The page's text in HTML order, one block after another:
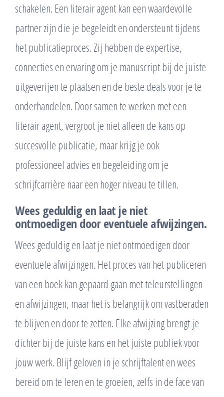
schakelen. Een literair agent kan een waardevolle
partner zijn die je begeleidt en ondersteunt tijdens
het publicatieproces. Zij hebben de expertise,
connecties en ervaring om je manuscript bij de juiste
uitgeverijen te plaatsen en de beste deals voor je te
onderhandelen. Door samen te werken met een
literair agent, vergroot je niet alleen de kans op
succesvolle publicatie, maar krijg je ook
professioneel advies en begeleiding om je
schrijfcarrière naar een hoger niveau te tillen.
Wees geduldig en laat je niet
ontmoedigen door eventuele afwijzingen.
Wees geduldig en laat je niet ontmoedigen door
eventuele afwijzingen. Het proces van het publiceren
van een boek kan gepaard gaan met teleurstellingen
en afwijzingen, maar het is belangrijk om vastberaden
te blijven en door te zetten. Elke afwijzing brengt je
dichter bij de juiste kans en het juiste publiek voor
jouw werk. Blijf geloven in je schrijftalent en wees
bereid om te leren en te groeien, zelfs in de face van